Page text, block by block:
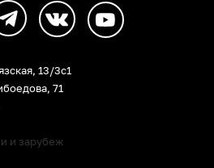
13/3c1
71
и зарубеж